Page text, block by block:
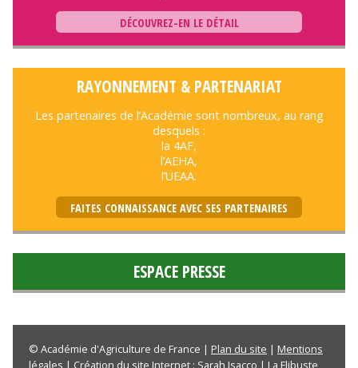
DÉCOUVREZ-EN LE DÉTAIL
RAYONNEMENT & PARTENARIAT
Les partenaires de l’Académie sont nombreux, au rang
desquels :
la 4AF,
l’AEHA,
l’UEAA.
FAITES CONNAISSANCE AVEC SES PARTENAIRES
ESPACE PRESSE
© Académie d'Agriculture de France | Plan du site | Mentions
légales | Création du site Internet : Sarah Isacco | La Flibuste